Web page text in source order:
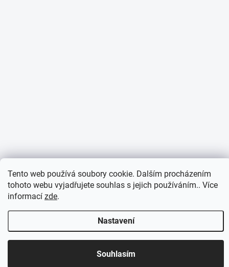
Tento web používá soubory cookie. Dalším procházením
tohoto webu vyjadřujete souhlas s jejich používáním.. Více
informací zde.
Nastavení
Souhlasím
Otevírací doba 7:30 - 16:00 hod